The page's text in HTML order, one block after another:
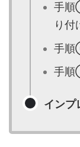
手順
り付
手順
手順
インプ